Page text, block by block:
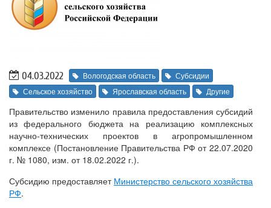
04.03.2022 Вологодская область
Субсидии
Сельское хозяйство
Ярославская область Другие
Правительство изменило правила предоставления субсидий
из федерального бюджета на реализацию комплексных
научно-технических проектов в агропромышленном
комплексе (Постановление Правительства РФ от 22.07.2020
г. № 1080, изм. от 18.02.2022 г.).
Субсидию предоставляет Министерство сельского хозяйства
РФ.